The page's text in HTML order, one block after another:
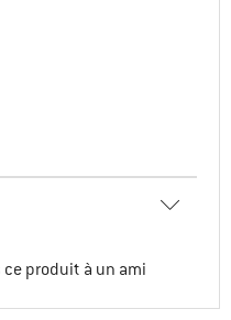
produit à un ami